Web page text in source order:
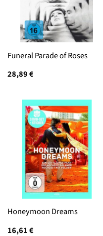
Funeral Parade of Roses
28,89€
Honeymoon Dreams
16,61€